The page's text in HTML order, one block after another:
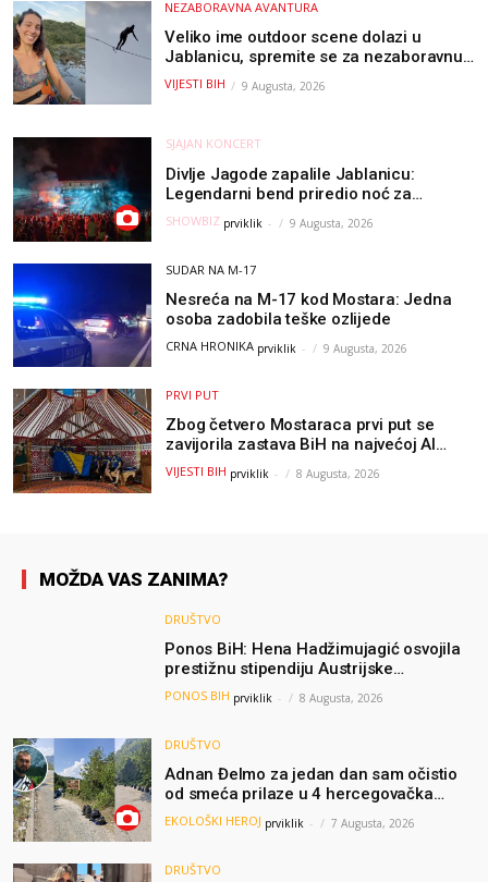
NEZABORAVNA AVANTURA
Veliko ime outdoor scene dolazi u
Jablanicu, spremite se za nezaboravnu
avanturu (VIDEO) !
VIJESTI BIH 9 Augusta, 2026
SJAJAN KONCERT
Divlje Jagode zapalile Jablanicu:
Legendarni bend priredio noć za
pamćenje
SHOWBIZ prviklik - 9 Augusta, 2026
SUDAR NA M-17
Nesreća na M-17 kod Mostara: Jedna
osoba zadobila teške ozlijede
CRNA HRONIKA prviklik - 9 Augusta, 2026
PRVI PUT
Zbog četvero Mostaraca prvi put se
zavijorila zastava BiH na najvećoj AI
olimpijadi, a sada je njihov mentor
postao član komiteta Međunarodne
VIJESTI BIH prviklik - 8 Augusta, 2026
MOŽDA VAS ZANIMA?
DRUŠTVO
Ponos BiH: Hena Hadžimujagić osvojila
prestižnu stipendiju Austrijske
akademije nauka, njeno istraživanje
moglo bi pomoći djeci širom svijeta
PONOS BIH prviklik - 8 Augusta, 2026
DRUŠTVO
Adnan Đelmo za jedan dan sam očistio
od smeća prilaze u 4 hercegovačka
grada: “Danas nisam čistio samo smeće,
čistio sam sliku o nama”
EKOLOŠKI HEROJ prviklik - 7 Augusta, 2026
DRUŠTVO